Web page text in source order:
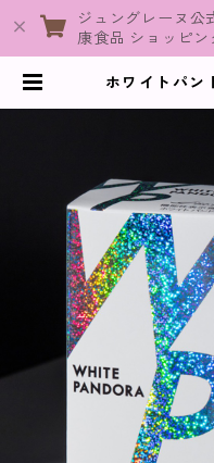
ジュングレーヌ公
康食品 ショッピン
ホワイトパ